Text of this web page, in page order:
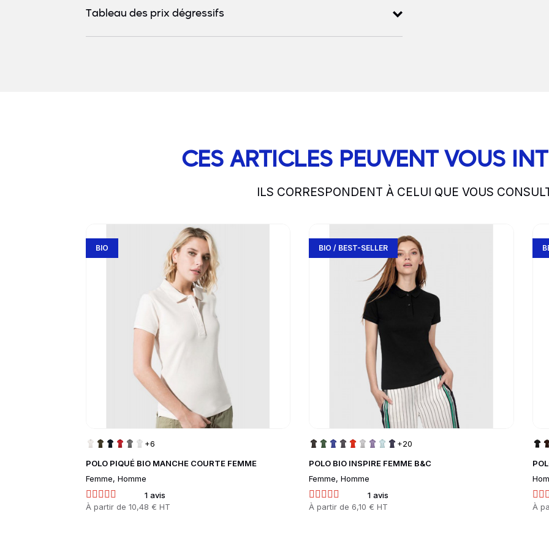
Tableau des prix dégressifs
CES ARTICLES PEUVENT VOUS
ILS CORRESPONDENT À CELUI QUE VOUS
POLO PIQUÉ BIO MANCHE COURTE FEMME
Femme, Homme
1 avis
Prix
À partir de 10,48 € HT
BIO
+6
POLO BIO INSPIRE FEMME B&C
Femme, Homme
1 avis
Prix
À partir de 6,10 € HT
BIO / BEST-SELLER
+20
Prix
À